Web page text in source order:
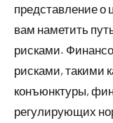
представление о
вам наметить
рисками.
рисками, такими
конъюнктуры,
регулирующих